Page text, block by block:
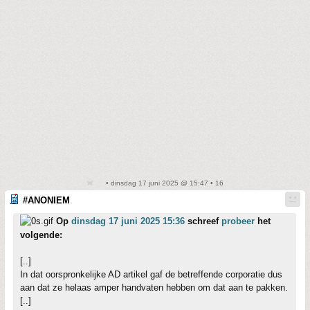
• dinsdag 17 juni 2025 @ 15:47 • 16
#ANONIEM
Op dinsdag 17 juni 2025 15:36 schreef probeer het
volgende:
[..]
In dat oorspronkelijke AD artikel gaf de betreffende corporatie dus
aan dat ze helaas amper handvaten hebben om dat aan te pakken.
[..]